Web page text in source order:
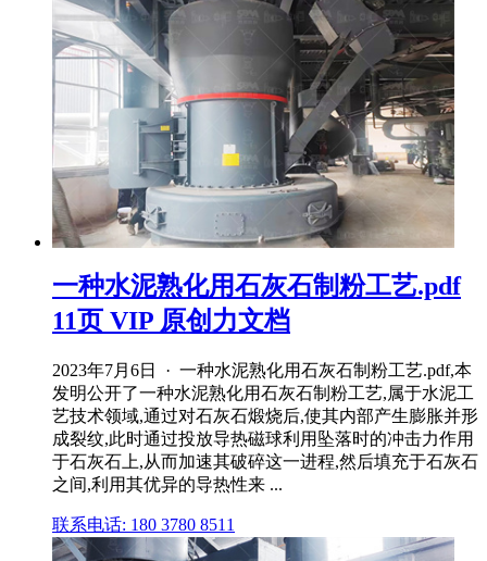
一种水泥熟化用石灰石制粉工艺.pdf
11页 VIP 原创力文档
2023年7月6日 · 一种水泥熟化用石灰石制粉工艺.pdf,本
发明公开了一种水泥熟化用石灰石制粉工艺,属于水泥工
艺技术领域,通过对石灰石煅烧后,使其内部产生膨胀并形
成裂纹,此时通过投放导热磁球利用坠落时的冲击力作用
于石灰石上,从而加速其破碎这一进程,然后填充于石灰石
之间,利用其优异的导热性来 ...
联系电话: 180 3780 8511